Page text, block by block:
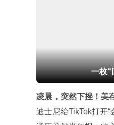
一枚“
凌晨，突然下挫！美
迪士尼给TikTok打开“